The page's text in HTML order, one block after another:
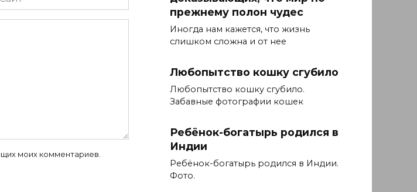
моих комментариев.
прежнему полон чудес
Иногда нам кажется, что жизнь
слишком сложна и от нее
Любопытство кошку сгубило
Любопытство кошку сгубило.
Забавные фотографии кошек
Ребёнок-богатырь родился в
Индии
Ребёнок-богатырь родился в Индии.
Фото.